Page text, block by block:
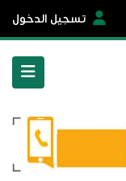
تسجيل الدخول